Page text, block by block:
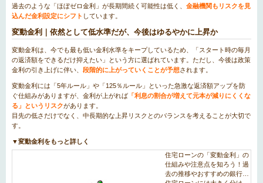
過去のような「ほぼゼロ金利」が長期間続く可能性は低く、 金融機関もリスクを見
込んだ金利設定にシフト しています。
変動金利｜依然として低水準だが、今後はゆるやかに上昇か
変動金利は、今でも最も低い金利水準をキープしているため、「スタート時の毎月
の返済額をできるだけ抑えたい」という方に選ばれています。ただし、今後は政策
金利の引き上げに伴い、 段階的に上がっていくことが予想されます。
変動金利には「5年ルール」や「125％ルール」といった急激な返済額アップを防
ぐ仕組みがありますが、金利が上がれば 「利息の割合が増えて元本が減りにくくな
る」というリスクがあります。
目先の低さだけでなく、中長期的な上昇リスクとのバランスを考えることが大切で
す。
▼変動金利をもっと詳しく